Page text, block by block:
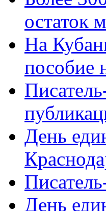
остаток
На
пособие
День
День